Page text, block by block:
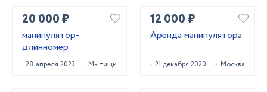
20 000 ₽
манипулятор-
длинномер
28 апреля 2023 Мытищи
12 000 ₽
Аренда манипулятора
21 декабря 2020 Москва